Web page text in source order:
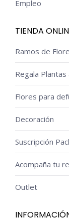
Empleo
TIENDA
Ramos de
Regala Plantas
Flores para
Decoración
Suscripción
Acompaña tu
Outlet